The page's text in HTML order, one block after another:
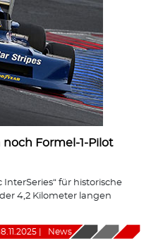
noch Formel-1-Pilot
InterSeries“ für historische
4,2 Kilometer langen
News